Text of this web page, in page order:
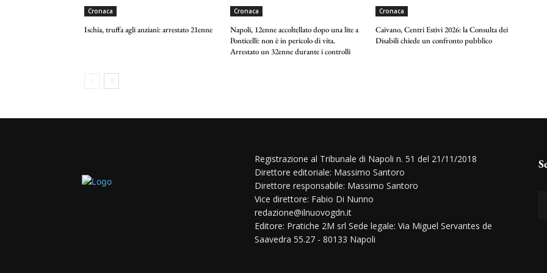
Cronaca
Ischia, truffa agli anziani: arrestato 21enne
Cronaca
Napoli, 12enne accoltellato dopo una lite a
Ponticelli: non è in pericolo di vita.
Arrestato un 32enne durante i controlli
Cronaca
Caivano, Centri Estivi 2026: la Consulta dei
Disabili chiede un confronto pubblico
Registrazione al Tribunale di Napoli n. 51 del 21/11/2018
Direttore editoriale: Massimo Santoro
Direttore responsabile: Massimo Santoro
Vice direttore: Fabio Di Nunno
redazione@ilnuovogdn.it
Editore: Pratiche 2M srl Sede legale: Via Miguel Servantes de
Saavedra 55.27 - 80133 Napoli